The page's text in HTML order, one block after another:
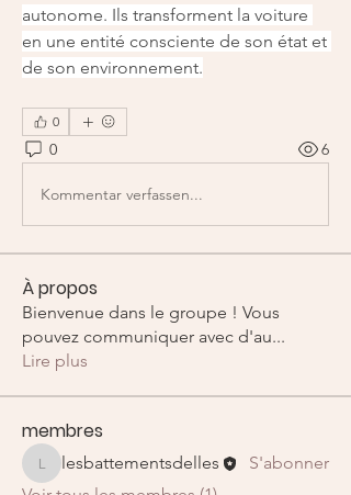
autonome. Ils transforment la voiture
en une entité consciente de son état et
de son environnement.
0
0 6
Kommentar verfassen...
À propos
Bienvenue dans le groupe ! Vous
pouvez communiquer avec d'au...
Lire plus
membres
lesbattementsdelles
lesbattementsdelles
S'abonner